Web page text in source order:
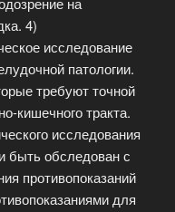
4)
исследование
патологии.
требуют точной
кишечного тракта.
исследования
быть обследован с
противопоказаний
для